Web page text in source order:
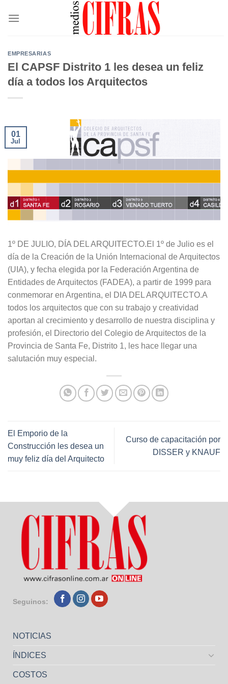
EMPRESARIAS
El CAPSF Distrito 1 les desea un feliz
día a todos los Arquitectos
01
Jul
1º DE JULIO, DÍA DEL ARQUITECTO.El 1º de Julio es el
día de la Creación de la Unión Internacional de Arquitectos
(UIA), y fecha elegida por la Federación Argentina de
Entidades de Arquitectos (FADEA), a partir de 1999 para
conmemorar en Argentina, el DIA DEL ARQUITECTO.A
todos los arquitectos que con su trabajo y creatividad
aportan al crecimiento y desarrollo de nuestra disciplina y
profesión, el Directorio del Colegio de Arquitectos de la
Provincia de Santa Fe, Distrito 1, les hace llegar una
salutación muy especial.
El Emporio de la
Construcción les desea un
muy feliz día del Arquitecto
Curso de capacitación por
DISSER y KNAUF
Seguinos:
NOTICIAS
ÍNDICES
COSTOS